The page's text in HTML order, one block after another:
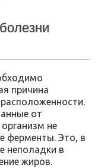
причина
от
не
ферменты. Это, в
неполадки в
жиров.